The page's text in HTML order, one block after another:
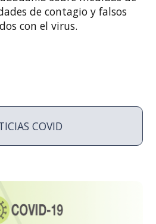
de contagio y falsos
con el virus.
COVID